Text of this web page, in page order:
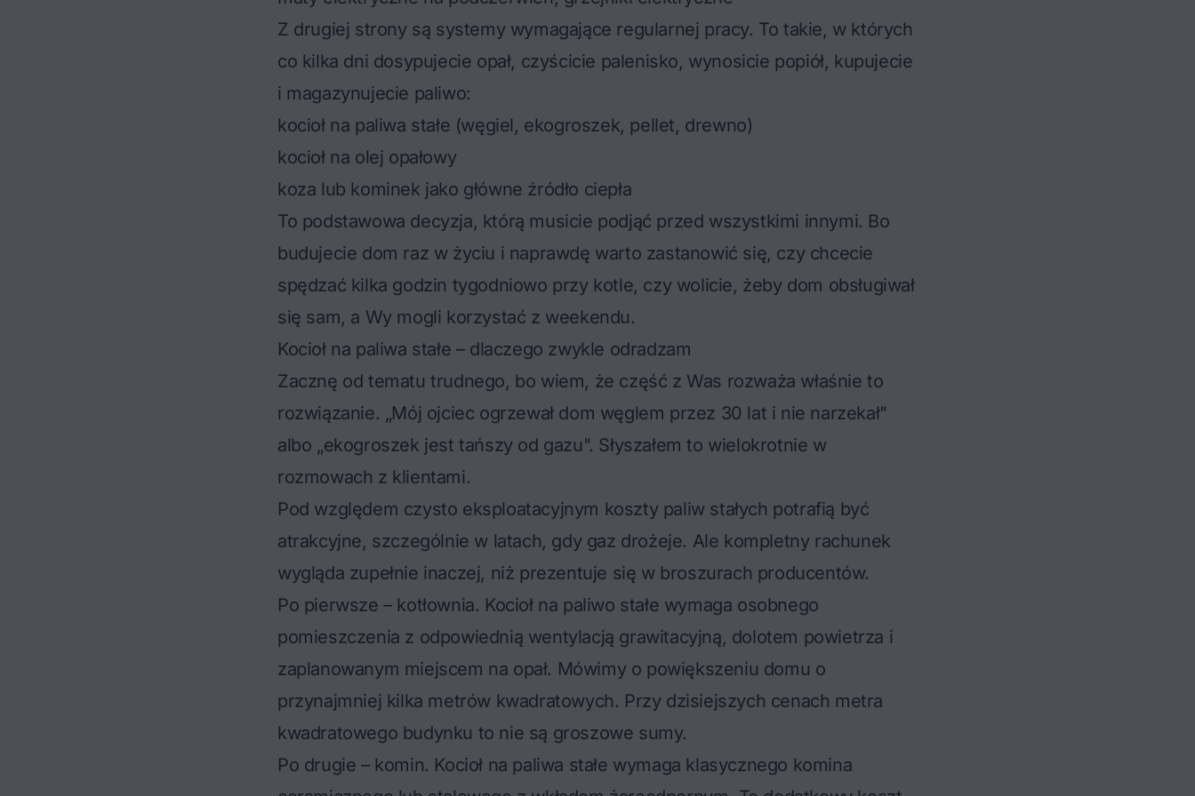
Z drugiej strony są systemy wymagające regularnej pracy. To takie, w których
co kilka dni dosypujecie opał, czyścicie palenisko, wynosicie popiół, kupujecie
i magazynujecie paliwo:
kocioł na paliwa stałe (węgiel, ekogroszek, pellet, drewno)
kocioł na olej opałowy
koza lub kominek jako główne źródło ciepła
To podstawowa decyzja, którą musicie podjąć przed wszystkimi innymi. Bo
budujecie dom raz w życiu i naprawdę warto zastanowić się, czy chcecie
spędzać kilka godzin tygodniowo przy kotle, czy wolicie, żeby dom obsługiwał
się sam, a Wy mogli korzystać z weekendu.
Kocioł na paliwa stałe – dlaczego zwykle odradzam
Zacznę od tematu trudnego, bo wiem, że część z Was rozważa właśnie to
rozwiązanie. „Mój ojciec ogrzewał dom węglem przez 30 lat i nie narzekał"
albo „ekogroszek jest tańszy od gazu". Słyszałem to wielokrotnie w
rozmowach z klientami.
Pod względem czysto eksploatacyjnym koszty paliw stałych potrafią być
atrakcyjne, szczególnie w latach, gdy gaz drożeje. Ale kompletny rachunek
wygląda zupełnie inaczej, niż prezentuje się w broszurach producentów.
Po pierwsze – kotłownia. Kocioł na paliwo stałe wymaga osobnego
pomieszczenia z odpowiednią wentylacją grawitacyjną, dolotem powietrza i
zaplanowanym miejscem na opał. Mówimy o powiększeniu domu o
przynajmniej kilka metrów kwadratowych. Przy dzisiejszych cenach metra
kwadratowego budynku to nie są groszowe sumy.
Po drugie – komin. Kocioł na paliwa stałe wymaga klasycznego komina